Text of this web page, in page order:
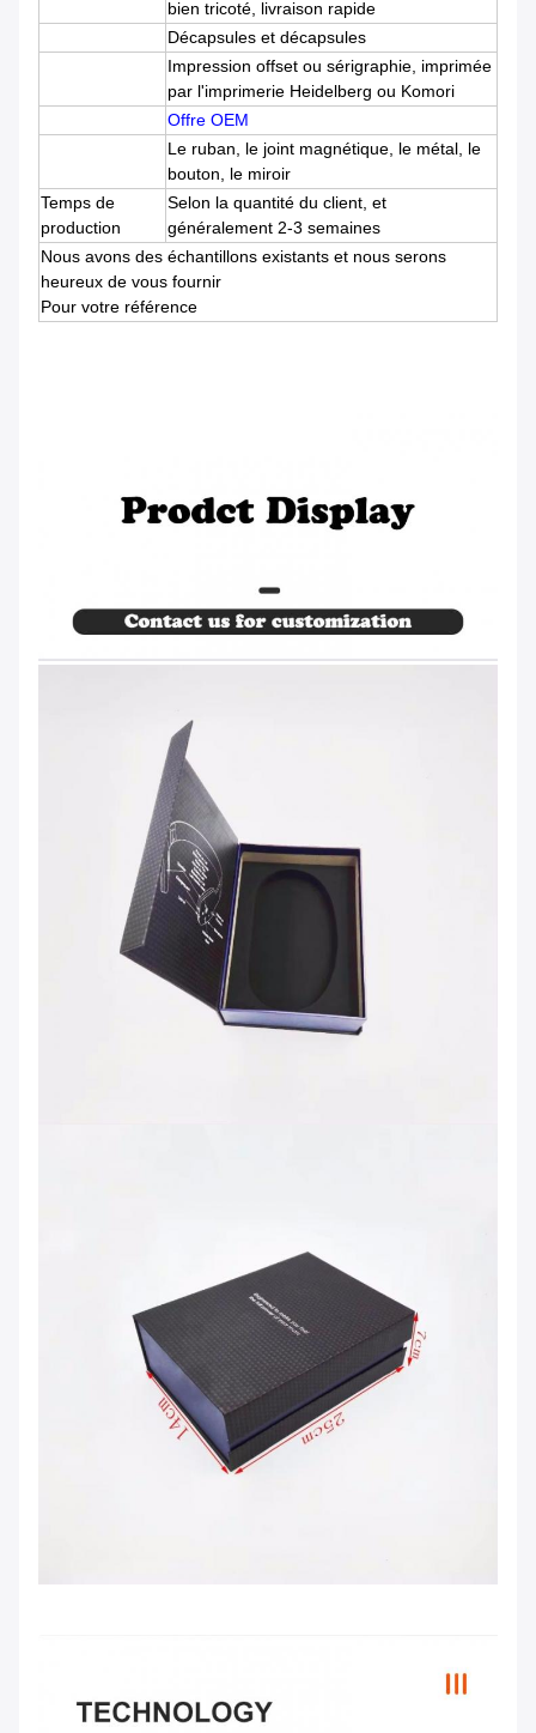
bien tricoté, livraison rapide
Décapsules et décapsules
Impression offset ou sérigraphie, imprimée
par l'imprimerie Heidelberg ou Komori
Offre OEM
Le ruban, le joint magnétique, le métal, le
bouton, le miroir
Temps de
production
Selon la quantité du client, et
généralement 2-3 semaines
Nous avons des échantillons existants et nous serons
heureux de vous fournir
Pour votre référence